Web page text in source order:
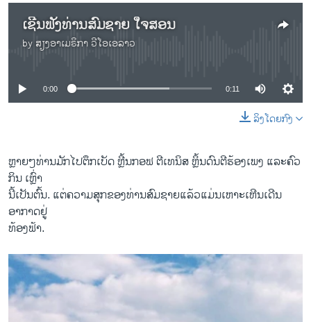
ເຊີນຟັງທ່ານສົມຊາຍ ໃຈສອນ
by ສຽງອາເມຣິກາ ວີໂອເອລາວ
No media source currently available
0:00 0:11
ລິງໂດຍກົງ
ຫຼາຍໆທ່ານມັກໄປຕຶກເບັດ ຫຼີ້ນກອຟ ຕີເທນິສ ຫຼິ້ນດົນຕີຮ້ອງເພງ ແລະຄົວ
ກິນ ເຫຼົ່າ
ນີ້ເປັນຕົ້ນ. ແຕ່ຄວາມສຸກຂອງທ່ານສົມຊາຍແລ້ວແມ່ນເຫາະເຫີນເດີນ
ອາກາດຢູ່
ທ້ອງຟ້າ.